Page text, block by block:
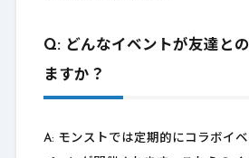
Q: どんなイベントが友達と
ますか？
A: モンストでは定期的にコラボイ